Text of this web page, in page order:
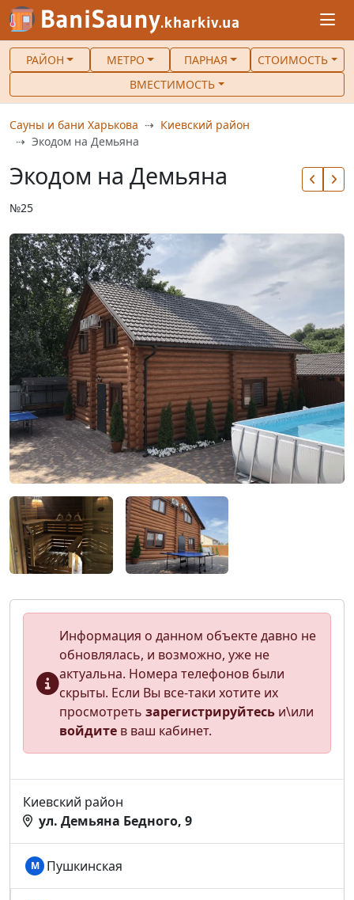
РАЙОН МЕТРО ПАРНАЯ
СТОИМОСТЬ
ВМЕСТИМОСТЬ
Сауны и бани Харькова
Киевский район
Экодом на Демьяна
Экодом на Демьяна
№25
Информация о данном объекте давно не
обновлялась, и возможно, уже не
актуальна. Номера телефонов были
скрыты. Если Вы все-таки хотите их
просмотреть зарегистрируйтесь и\или
войдите в ваш кабинет.
Киевский район
ул. Демьяна Бедного, 9
М Пушкинская